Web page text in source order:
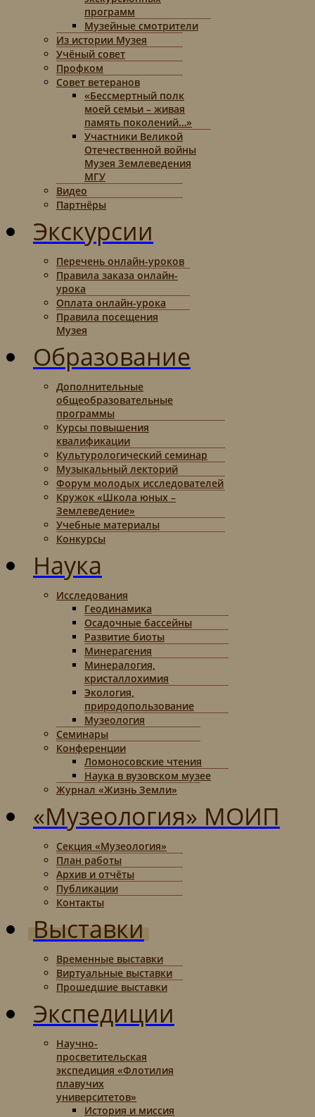
программ
Музейные смотрители
Из истории Музея
Учёный совет
Профком
Совет ветеранов
«Бессмертный полк
моей семьи – живая
память поколений…»
Участники Великой
Отечественной войны
Музея Землеведения
МГУ
Видео
Партнёры
Экскурсии
Перечень онлайн-уроков
Правила заказа онлайн-
урока
Оплата онлайн-урока
Правила посещения
Музея
Образование
Дополнительные
общеобразовательные
программы
Курсы повышения
квалификации
Культурологический семинар
Музыкальный лекторий
Форум молодых исследователей
Кружок «Школа юных –
Землеведение»
Учебные материалы
Конкурсы
Наука
Исследования
Геодинамика
Осадочные бассейны
Развитие биоты
Минерагения
Минералогия,
кристаллохимия
Экология,
природопользование
Музеология
Семинары
Конференции
Ломоносовские чтения
Наука в вузовском музее
Журнал «Жизнь Земли»
«Музеология» МОИП
Секция «Музеология»
План работы
Архив и отчёты
Публикации
Контакты
Выставки
Временные выставки
Виртуальные выставки
Прошедшие выставки
Экспедиции
Научно-
просветительская
экспедиция «Флотилия
плавучих
университетов»
История и миссия